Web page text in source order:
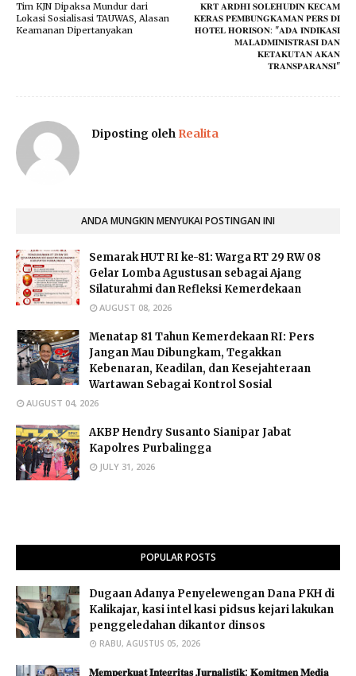
𝐊𝐑𝐓 𝐀𝐑𝐃𝐇𝐈 𝐒𝐎𝐋𝐄𝐇𝐔𝐃𝐈𝐍 𝐊𝐄𝐂𝐀𝐌
𝐊𝐄𝐑𝐀𝐒 𝐏𝐄𝐌𝐁𝐔𝐍𝐆𝐊𝐀𝐌𝐀𝐍 𝐏𝐄𝐑𝐒 𝐃𝐈
𝐇𝐎𝐓𝐄𝐋 𝐇𝐎𝐑𝐈𝐒𝐎𝐍: "𝐀𝐃𝐀 𝐈𝐍𝐃𝐈𝐊𝐀𝐒𝐈
𝐌𝐀𝐋𝐀𝐃𝐌𝐈𝐍𝐈𝐒𝐓𝐑𝐀𝐒𝐈 𝐃𝐀𝐍
𝐊𝐄𝐓𝐀𝐊𝐔𝐓𝐀𝐍 𝐀𝐊𝐀𝐍
𝐓𝐑𝐀𝐍𝐒𝐏𝐀𝐑𝐀𝐍𝐒𝐈"
Tim KJN Dipaksa Mundur dari
Lokasi Sosialisasi TAUWAS, Alasan
Keamanan Dipertanyakan
Diposting oleh Realita
ANDA MUNGKIN MENYUKAI POSTINGAN INI
Semarak HUT RI ke-81: Warga RT 29 RW 08
Gelar Lomba Agustusan sebagai Ajang
Silaturahmi dan Refleksi Kemerdekaan
AUGUST 08, 2026
Menatap 81 Tahun Kemerdekaan RI: Pers
Jangan Mau Dibungkam, Tegakkan
Kebenaran, Keadilan, dan Kesejahteraan
Wartawan Sebagai Kontrol Sosial
AUGUST 04, 2026
AKBP Hendry Susanto Sianipar Jabat
Kapolres Purbalingga
JULY 31, 2026
POPULAR POSTS
Dugaan Adanya Penyelewengan Dana PKH di
Kalikajar, kasi intel kasi pidsus kejari lakukan
penggeledahan dikantor dinsos
RABU, AGUSTUS 05, 2026
𝐌𝐞𝐦𝐩𝐞𝐫𝐤𝐮𝐚𝐭 𝐈𝐧𝐭𝐞𝐠𝐫𝐢𝐭𝐚𝐬 𝐉𝐮𝐫𝐧𝐚𝐥𝐢𝐬𝐭𝐢𝐤: 𝐊𝐨𝐦𝐢𝐭𝐦𝐞𝐧 𝐌𝐞𝐝𝐢𝐚